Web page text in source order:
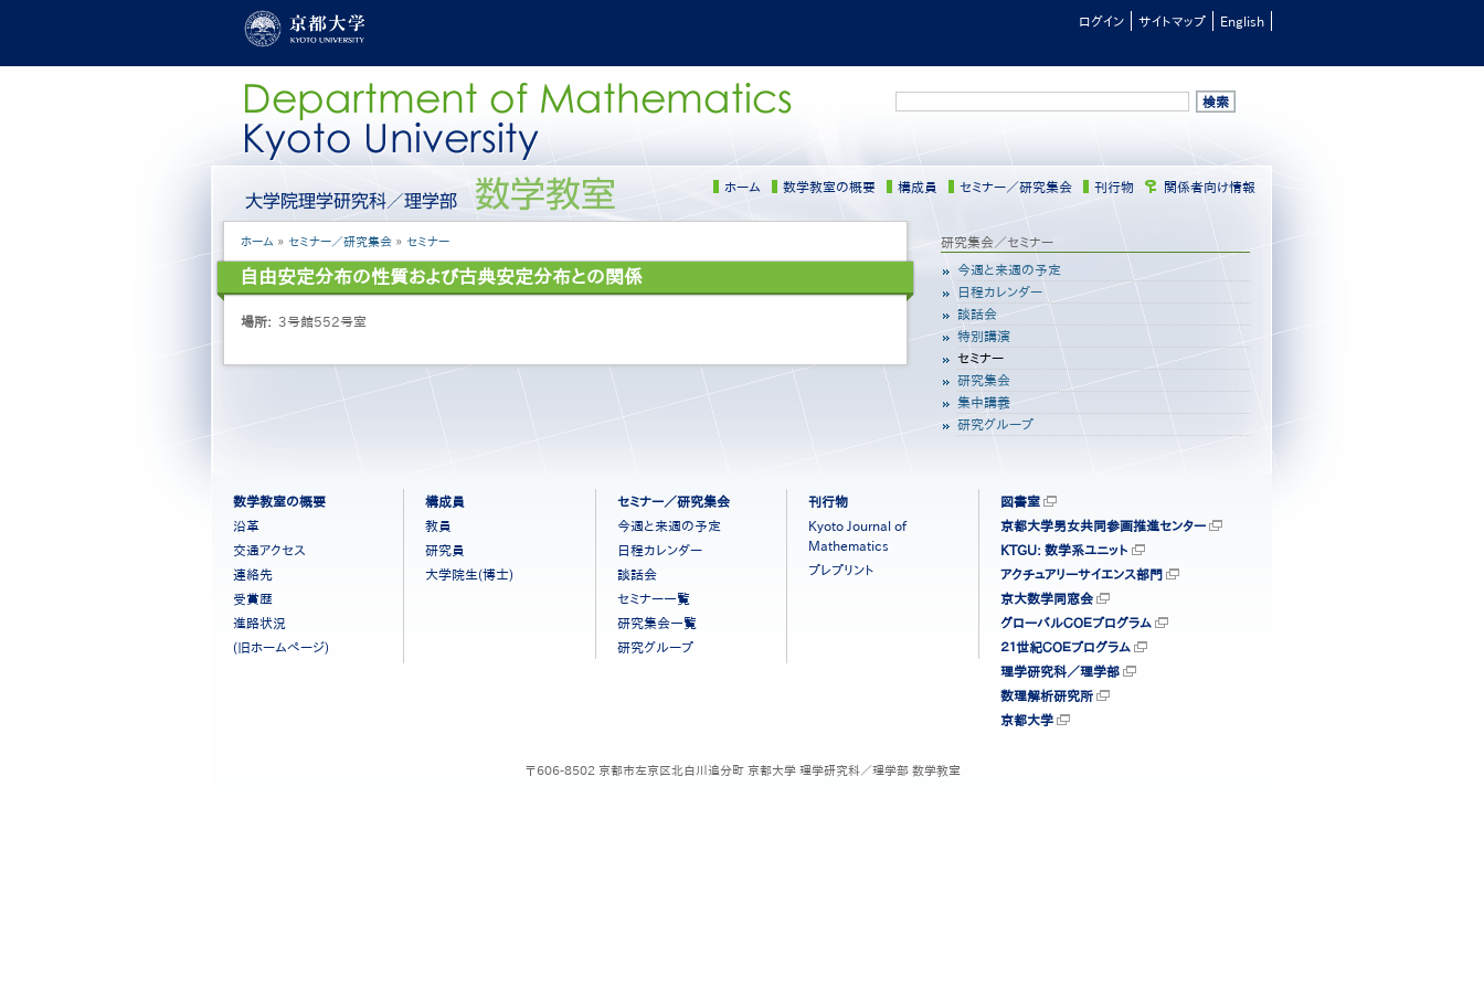
コ
ログイン サイトマップ English
ー
ル
ニ
［日
ホーム 数学教室の概要 構成員 セミナー／研究集会 刊行物 関係者向け情報
パ
ン
く
ず
ホーム セミナー／研究集会 セミナー
自由安定分布の性質および古典安定分布との関係
場所 3号館552号室
サ
メ
ニ
ュ
ー
［日
本
語］
研究集会／セミナー
今週と来週の予定
日程カレンダー
談話会
特別講演
セミナー
研究集会
集中講義
研究グループ
［日
数学教室の概要
沿革
交通アクセス
連絡先
受賞歴
進路状況
(旧ホームページ)
構成員
教員
研究員
大学院生(博士)
セミナー／研究集会
今週と来週の予定
日程カレンダー
談話会
セミナー一覧
研究集会一覧
研究グループ
刊行物
Kyoto Journal of
Mathematics
プレプリント
図書室
京都大学男女共同参画推進センター
KTGU: 数学系ユニット
アクチュアリーサイエンス部門
京大数学同窓会
グローバルＣＯＥプログラム
２１世紀ＣＯＥプログラム
理学研究科／理学部
数理解析研究所
京都大学
〒606-8502 京都市左京区北白川追分町 京都大学 理学研究科／理学部 数学教室